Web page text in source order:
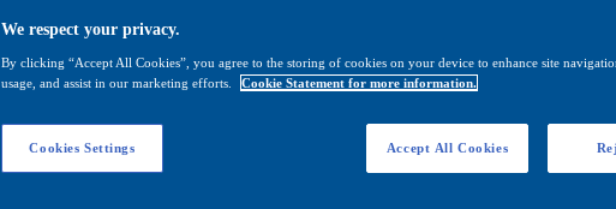
We respect your privacy.
By clicking “Accept All Cookies”, you agree to the storing of cookies on your device to enhance site
usage, and assist in our marketing efforts.
Cookie Statement for more information.
Cookies Settings Accept All Cookies